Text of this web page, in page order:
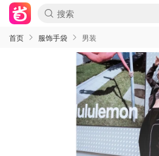
首页 服饰手袋 男装